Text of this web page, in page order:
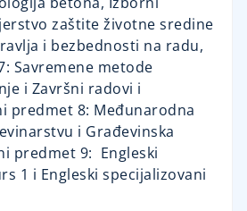
zaštite životne sredine
i bezbednosti na radu,
Savremene metode
i Završni radovi i
predmet 8: Međunarodna
i Građevinska
predmet 9: Engleski
1 i Engleski specijalizovani